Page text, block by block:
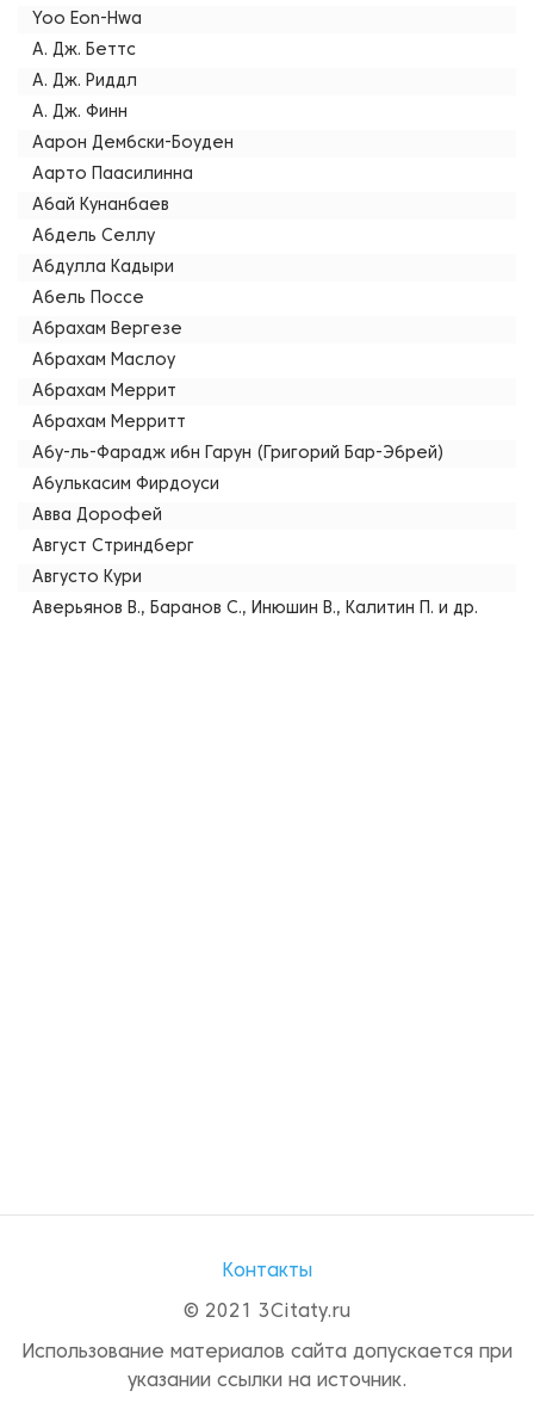
Yoo Eon-Hwa
А. Дж. Беттс
А. Дж. Риддл
А. Дж. Финн
Аарон Дембски-Боуден
Аарто Паасилинна
Абай Кунанбаев
Абдель Селлу
Абдулла Кадыри
Абель Поссе
Абрахам Вергезе
Абрахам Маслоу
Абрахам Меррит
Абрахам Мерритт
Абу-ль-Фарадж ибн Гарун (Григорий Бар-Эбрей)
Абулькасим Фирдоуси
Авва Дорофей
Август Стриндберг
Августо Кури
Аверьянов В., Баранов С., Инюшин В., Калитин П. и др.
Контакты
© 2021 3Citaty.ru
Использование материалов сайта допускается при
указании ссылки на источник.